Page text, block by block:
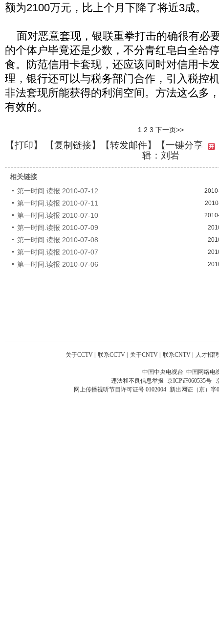
额为2100万元，比上个月下降了将近3成。
面对恶意套现，银联重拳打击的确很有必
的个体户毕竟还是少数，不分青红皂白全给
食。防范信用卡套现，还应该同时对信用卡
理，银行还可以与税务部门合作，引入税控
非法套现所能获得的利润空间。方法这么多
有效的。
1 2 3 下一页>>
【打印】 【复制链接】【转发邮件】
【一键分享
辑：刘岩
相关链接
第一时间.读报 2010-07-12
第一时间.读报 2010-07-11
第一时间.读报 2010-07-10
第一时间.读报 2010-07-09
第一时间.读报 2010-07-08
第一时间.读报 2010-07-07
第一时间.读报 2010-07-06
关于CCTV | 联系CCTV | 关于CNTV | 联系CNTV | 人才招聘
中国中央电视台 中国网络电
违法和不良信息举报 京ICP证060535号
网上传播视听节目许可证号 0102004 新出网证（京）